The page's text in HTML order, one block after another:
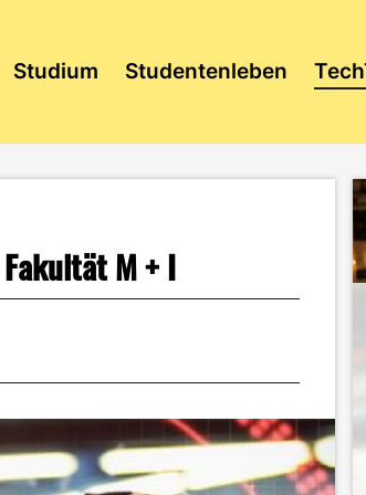
Studium Studentenleben
M + I